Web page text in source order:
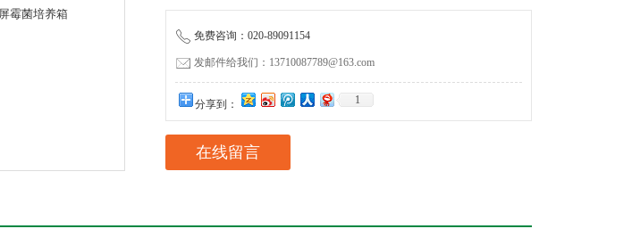
免费咨询：020-89091154
发邮件给我们：13710087789@163.com
分享到： 1
在线留言